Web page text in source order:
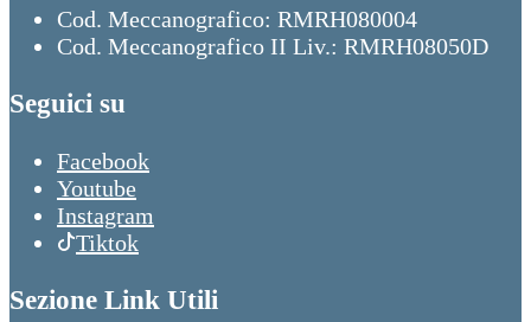
Cod. Meccanografico: RMRH080004
Cod. Meccanografico II Liv.: RMRH08050D
Seguici su
Facebook
Youtube
Instagram
Tiktok
Sezione Link Utili